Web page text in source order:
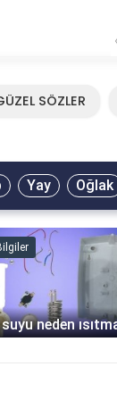
SÖZLER
Yay Oğlak
neden